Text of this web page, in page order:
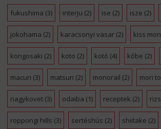
fukushima (3) interju (2) ise (2) isze (2)
jokohama (2) karacsonyi vasar(2) kiss
kongosaki (2) koto (2) kotó (4) kóbe (2)
macuri (3) matsuri (2) monorail (2) mori
nagykovet(3) odaiba (1) receptek (2)
roppongi hills (3) sertéshús (2) shiitake (2)